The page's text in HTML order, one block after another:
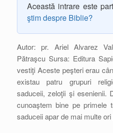
Această intrare este
ştim despre Biblie?
Autor: pr. Ariel Alvarez
Pătraşcu Sursa: Editura
vestiţi Aceste peşteri erau
existau patru grupuri
saduceii, zeloţii şi esenienii.
cunoaştem bine pe
saduceii apar de mai multe